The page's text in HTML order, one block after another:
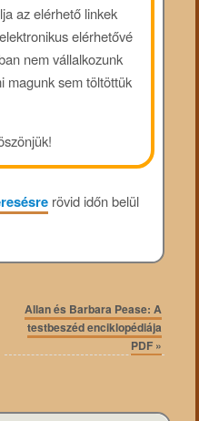
az elérhető linkek
elérhetővé
nem vállalkozunk
magunk sem töltöttük
rövid időn belül
Allan és Barbara Pease: A
testbeszéd enciklopédiája
PDF »